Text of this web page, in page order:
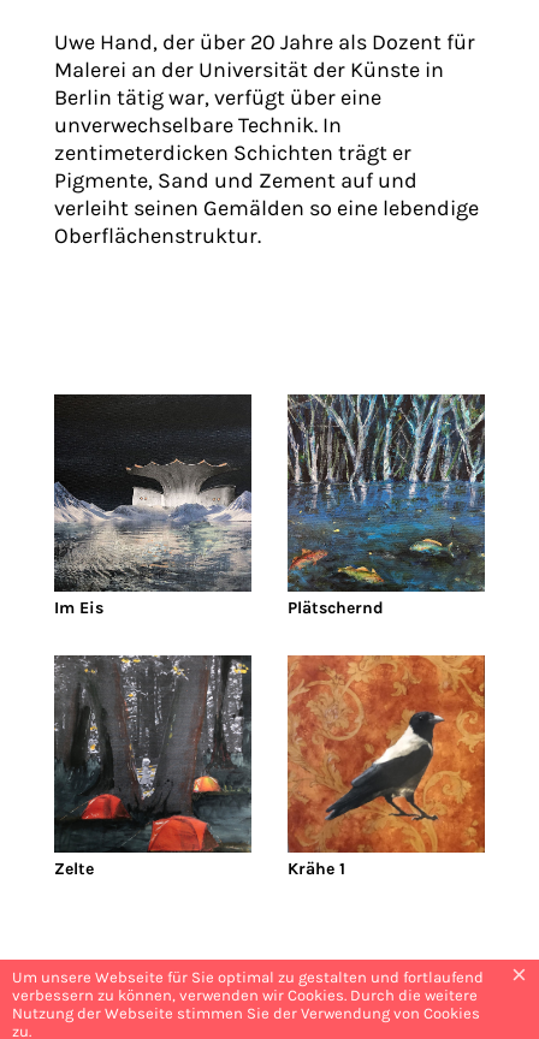
Um unsere Webseite für Sie optimal zu gestalten und fortlaufend
verbessern zu können, verwenden wir Cookies. Durch die weitere
Nutzung der Webseite stimmen Sie der Verwendung von Cookies
zu.
×
Uwe Hand, der über 20 Jahre als Dozent für
Malerei an der Universität der Künste in
Berlin tätig war, verfügt über eine
unverwechselbare Technik. In
zentimeterdicken Schichten trägt er
Pigmente, Sand und Zement auf und
verleiht seinen Gemälden so eine lebendige
Oberflächenstruktur.
Im Eis Plätschernd
Zelte Krähe 1